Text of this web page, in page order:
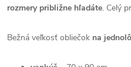
rozmery približne hľadáte. Celý
Bežná veľkosť obliečok na